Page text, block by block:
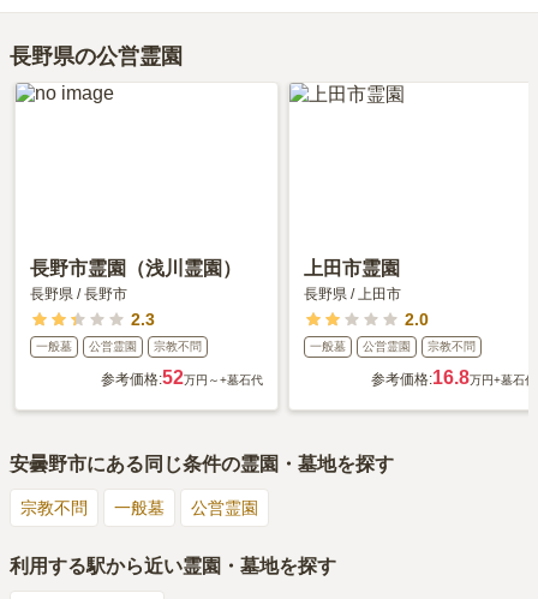
りません。大切なのは、ご家族が心から納得し、安心してお参りで
確認ください。
口コミはあくまで一つの目安です。資料請求や現地見学を通して、
ご自身の目で雰囲気を確認してみることをおすすめします。
長野県の公営霊園
長野市霊園（浅川霊園）
長野県 /長野市
2.3
一般墓 公営霊園 宗教不問
参考価格:52万円～+墓石代
上田市霊園
長野県 /上田市
2.0
一般墓 公営霊園 宗教不問
参考価格:16.8万円+墓石代
安曇野市にある同じ条件の霊園・墓地を探す
宗教不問 一般墓 公営霊園
利用する駅から近い霊園・墓地を探す